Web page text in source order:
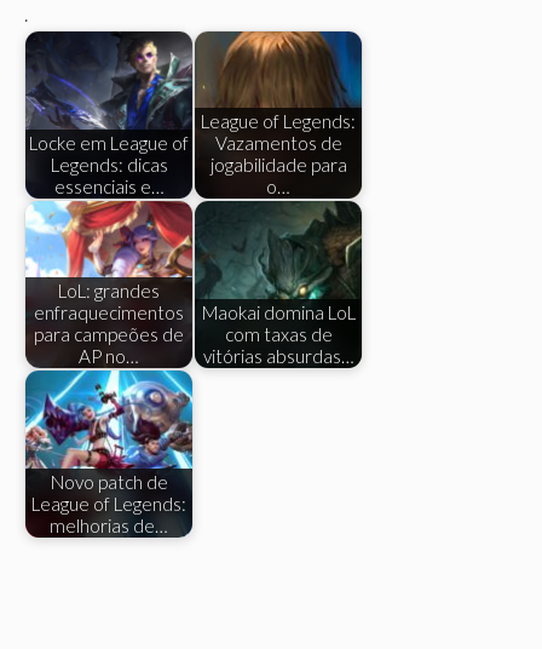
.
Locke em League of
Legends: dicas
essenciais e…
League of Legends:
Vazamentos de
jogabilidade para
o…
LoL: grandes
enfraquecimentos
para campeões de
AP no…
Maokai domina LoL
com taxas de
vitórias absurdas…
Novo patch de
League of Legends:
melhorias de…